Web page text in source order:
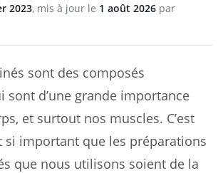
2023, mis à jour le 1 août 2026 par
sont des composés
sont d’une grande importance
et surtout nos muscles. C’est
si important que les préparations
que nous utilisons soient de la